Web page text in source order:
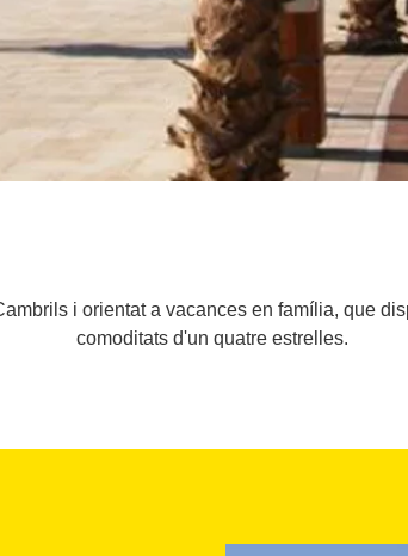
i orientat a vacances en família, que
comoditats d'un quatre estrelles.